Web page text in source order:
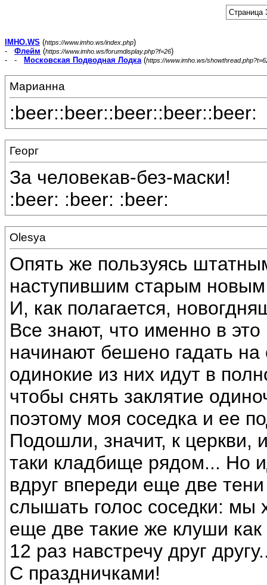
Страница
IMHO.WS (https://www.imho.ws/index.php)
- Флейм (https://www.imho.ws/forumdisplay.php?f=26)
- -
Московская Подводная Лодка(https://www.imho.ws/
Марианна
:beer::beer::beer::beer::beer:
Георг
За человекав-без-маски!
:beer: :beer: :beer:
Olesya
Опять же пользуясь
наступившим старым
И, как полагается,
Все знают, что именно в
начинают бешено гадать
одинокие из них идут в
чтобы снять заклятие
поэтому моя соседка и ее
Подошли, значит, к церкви,
таки кладбище рядом... Но
вдруг впереди еще две
слышать голос соседки: мы
еще две такие же клуши
12 раз навстречу друг
С праздничками!